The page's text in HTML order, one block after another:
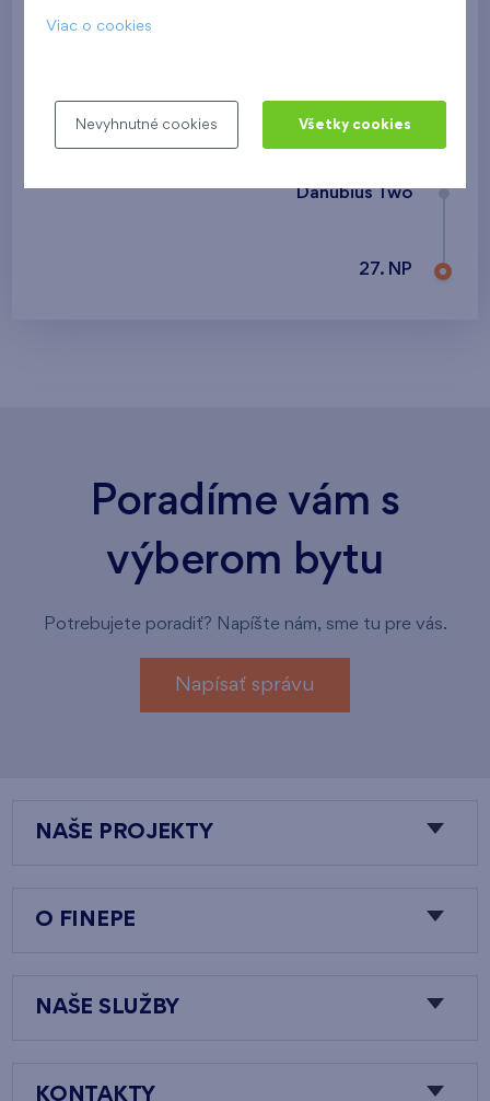
Danubius
Danubius Two
27. NP
Poradíme vám s
výberom bytu
Potrebujete poradiť? Napíšte nám, sme tu pre vás.
Napísať správu
NAŠE PROJEKTY
O FINEPE
NAŠE SLUŽBY
KONTAKTY
Viac o cookies
Nevyhnutné cookies Všetky cookies